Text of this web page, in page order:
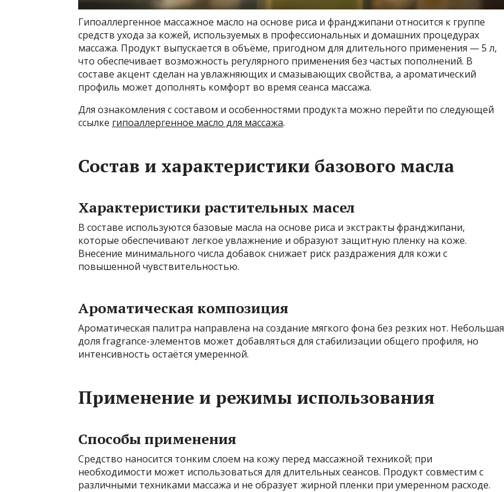
Гипоаллергенное массажное масло на основе риса и франджипани относится к группе
средств ухода за кожей, используемых в профессиональных и домашних процедурах
массажа. Продукт выпускается в объёме, пригодном для длительного применения — 5 л,
что обеспечивает возможность регулярного применения без частых пополнений. В
составе акцент сделан на увлажняющих и смазывающих свойства, а ароматический
профиль может дополнять комфорт во время сеанса массажа.
Для ознакомления с составом и особенностями продукта можно перейти по следующей
ссылке гипоаллергенное масло для массажа.
Состав и характеристики базового масла
Характеристики растительных масел
В составе используются базовые масла на основе риса и экстракты франджипани,
которые обеспечивают легкое увлажнение и образуют защитную пленку на коже.
Внесение минимального числа добавок снижает риск раздражения для кожи с
повышенной чувствительностью.
Ароматическая композиция
Ароматическая палитра направлена на создание мягкого фона без резких нот. Небольшая
доля fragrance-элементов может добавляться для стабилизации общего профиля, но
интенсивность остаётся умеренной.
Применение и режимы использования
Способы применения
Средство наносится тонким слоем на кожу перед массажной техникой; при
необходимости может использоваться для длительных сеансов. Продукт совместим с
различными техниками массажа и не образует жирной пленки при умеренном расходе.